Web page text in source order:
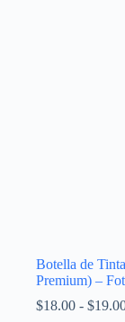
Botella de
Premium) –
$18.00 - $